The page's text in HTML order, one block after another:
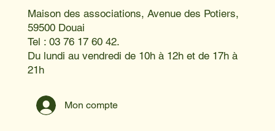
Maison des associations, Avenue des Potiers,
59500 Douai
Tel : 03 76 17 60 42.
Du lundi au vendredi de 10h à 12h et de 17h à
21h
Mon compte